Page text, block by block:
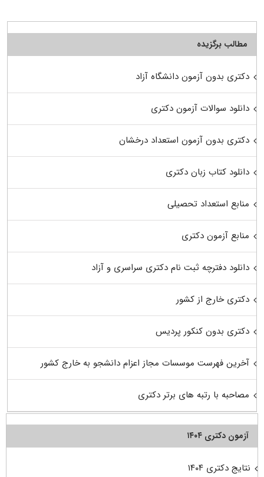
مطالب برگزیده
دکتری بدون آزمون دانشگاه آزاد
دانلود سوالات آزمون دکتری
دکتری بدون آزمون استعداد درخشان
دانلود کتاب زبان دکتری
منابع استعداد تحصیلی
منابع آزمون دکتری
دانلود دفترچه ثبت نام دکتری سراسری و آزاد
دکتری خارج از کشور
دکتری بدون کنکور پردیس
آخرین فهرست موسسات مجاز اعزام دانشجو به خارج کشور
مصاحبه با رتبه های برتر دکتری
آزمون دکتری ۱۴۰۴
نتایج دکتری ۱۴۰۴